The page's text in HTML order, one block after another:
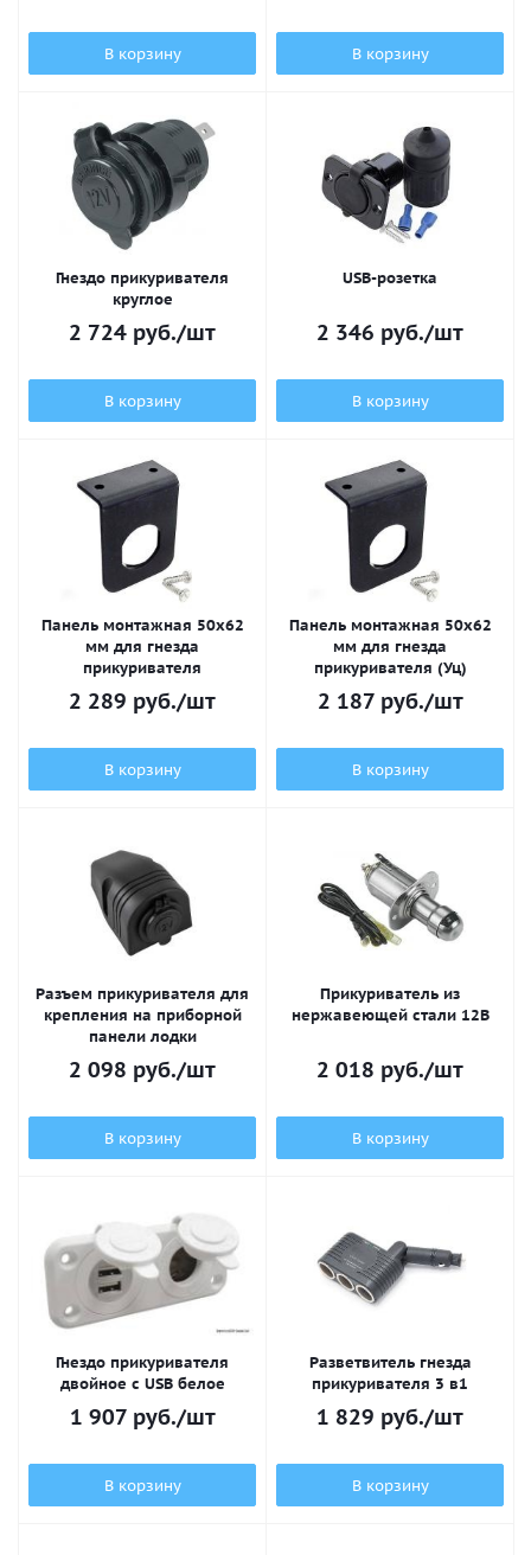
В корзину В корзину
Гнездо прикуривателя
круглое
2 724 руб./шт
В корзину
USB-розетка
2 346 руб./шт
В корзину
Панель монтажная 50х62
мм для гнезда
прикуривателя
2 289 руб./шт
В корзину
Панель монтажная 50х62
мм для гнезда
прикуривателя (Уц)
2 187руб./шт
В корзину
Разъем прикуривателя для
крепления на приборной
панели лодки
2 098 руб./шт
В корзину
Прикуриватель из
нержавеющей стали 12В
2 018 руб./шт
В корзину
Гнездо прикуривателя
двойное с USB белое
1 907руб./шт
В корзину
Разветвитель гнезда
прикуривателя 3 в1
1 829 руб./шт
В корзину